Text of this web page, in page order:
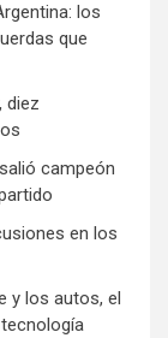
los
que
diez
campeón
en los
y los autos, el